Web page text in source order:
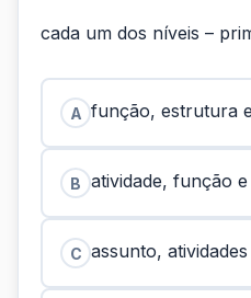
cada um dos níveis –
A função, estrutura
B atividade, função
C assunto,